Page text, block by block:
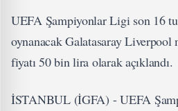
UEFA Şampiyonlar Ligi son 16
oynanacak Galatasaray Liverpool
fiyatı 50 bin lira olarak açıklandı.
İSTANBUL (İGFA) - UEFA